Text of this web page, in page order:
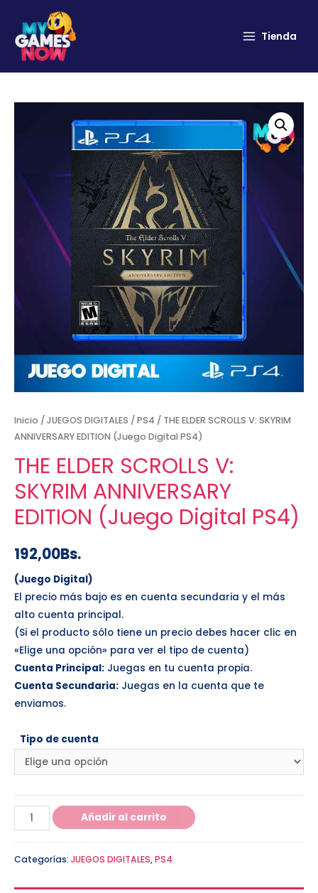
Tienda
Inicio /JUEGOS DIGITALES /PS4 / THE ELDER SCROLLS V: SKYRIM
ANNIVERSARY EDITION (Juego Digital PS4)
THE ELDER SCROLLS V:
SKYRIM ANNIVERSARY
EDITION (Juego Digital PS4)
192,00Bs.
(Juego Digital)
El precio más bajo es en cuenta secundaria y el más
alto cuenta principal.
(Si el producto sólo tiene un precio debes hacer clic en
«Elige una opción» para ver el tipo de cuenta)
Cuenta Principal: Juegas en tu cuenta propia.
Cuenta Secundaria: Juegas en la cuenta que te
enviamos.
Tipo de cuenta
Añadir al carrito
Categorías: JUEGOS DIGITALES,PS4